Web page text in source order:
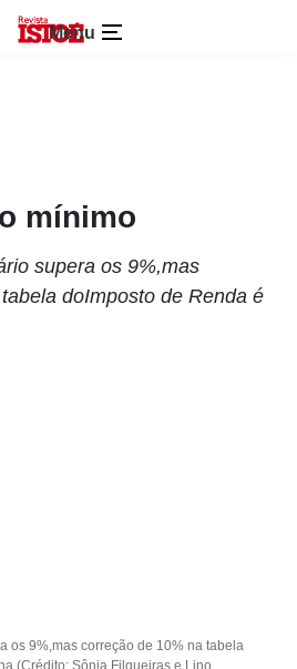
Menu
mínimo
supera os 9%,mas
doImposto de Renda é
os 9%,mas correção de 10% na tabela
(Crédito: Sônia Filgueiras e Lino